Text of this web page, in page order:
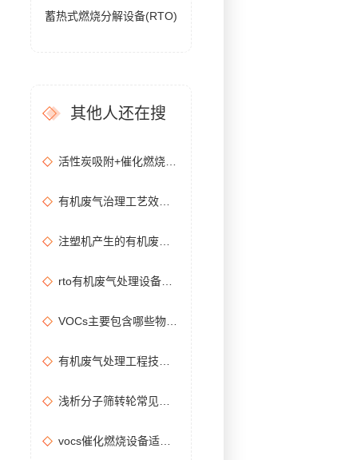
蓄热式燃烧分解设备(RTO)
其他人还在搜
活性炭吸附+催化燃烧运行的安全问题及相应措施
有机废气治理工艺效率高吗？
注塑机产生的有机废气特点，注塑机有机废气处理工艺
rto有机废气处理设备处理效果怎么样？
VOCs主要包含哪些物质？
vocs催化燃烧设备适用于哪些行业的废气处理？